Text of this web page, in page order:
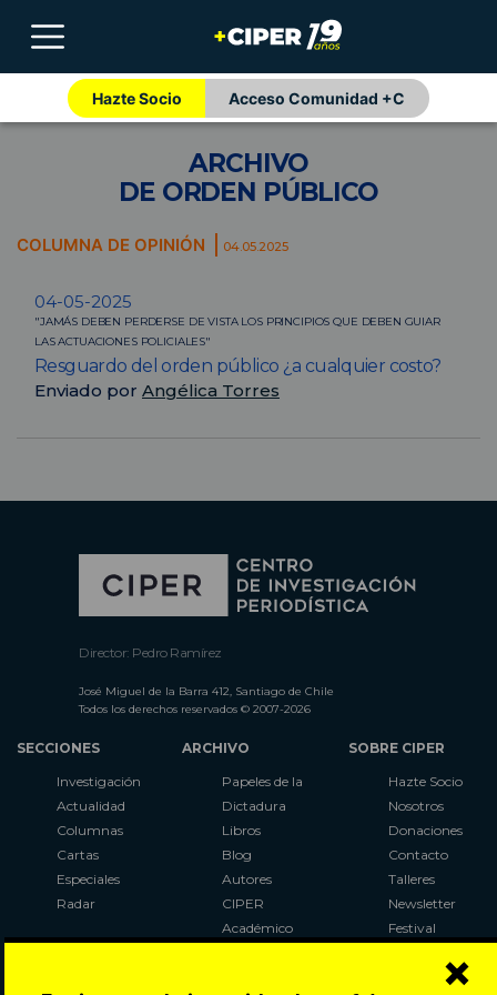
×
Hazte Socio Acceso Comunidad +C
ARCHIVO
DE ORDEN PÚBLICO
COLUMNA DE OPINIÓN 04.05.2025
04-05-2025
"JAMÁS DEBEN PERDERSE DE VISTA LOS PRINCIPIOS QUE DEBEN GUIAR
LAS ACTUACIONES POLICIALES"
Resguardo del orden público ¿a cualquier costo?
Enviado por Angélica Torres
Director: Pedro Ramírez
José Miguel de la Barra 412, Santiago de Chile
Todos los derechos reservados © 2007-2026
SECCIONES
Investigación
Actualidad
Columnas
Cartas
Especiales
Radar
ARCHIVO
Papeles de la
Dictadura
Libros
Blog
Autores
CIPER
Académico
SOBRE CIPER
Hazte Socio
Nosotros
Donaciones
Contacto
Talleres
Newsletter
Festival